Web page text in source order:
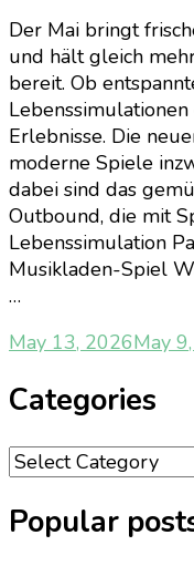
Der Mai bringt
und hält gleich
bereit. Ob
Erlebnisse. Die
moderne Spiele
dabei sind das
Outbound, die mit
Lebenssimulation
Musikladen-Spiel
…
May 13, 2026May
Categories
Categories
Popular